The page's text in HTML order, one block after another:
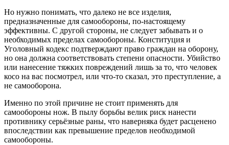
Но нужно понимать, что далеко не все изделия,
предназначенные для самообороны, по-настоящему
эффективны. С другой стороны, не следует забывать и о
необходимых пределах самообороны. Конституция и
Уголовный кодекс подтверждают право граждан на оборону,
но она должна соответствовать степени опасности. Убийство
или нанесение тяжких повреждений лишь за то, что человек
косо на вас посмотрел, или что-то сказал, это преступление, а
не самооборона.
Именно по этой причине не стоит применять для
самообороны нож. В пылу борьбы велик риск нанести
противнику серьёзные раны, что наверняка будет расценено
впоследствии как превышение пределов необходимой
самообороны.